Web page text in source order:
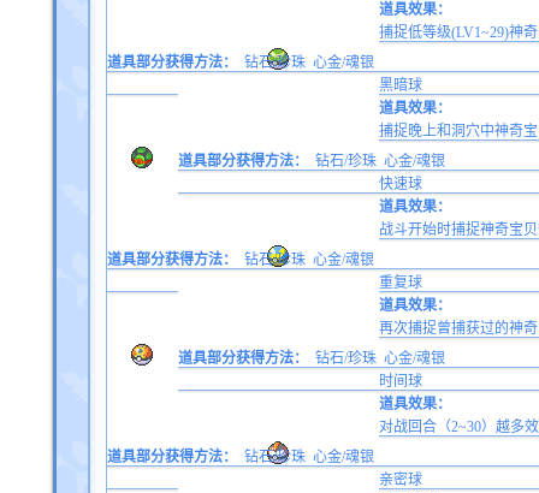
道具效果：
捕捉低等级(LV1~29)神
道具部分获得方法：
钻石/珍珠 心金/魂银
黑暗球
道具效果：
捕捉晚上和洞穴中神奇
道具部分获得方法：
钻石/珍珠 心金/魂银
快速球
道具效果：
战斗开始时捕捉神奇宝
道具部分获得方法：
钻石/珍珠 心金/魂银
重复球
道具效果：
再次捕捉曾捕获过的神
道具部分获得方法：
钻石/珍珠 心金/魂银
时间球
道具效果：
对战回合（2~30）越多
道具部分获得方法：
钻石/珍珠 心金/魂银
亲密球